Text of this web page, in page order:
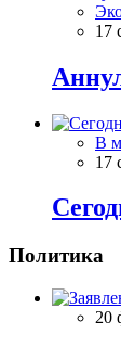
17
В
17
Политика
20